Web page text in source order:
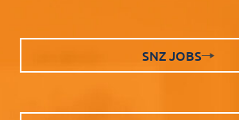
SNZ JOBS